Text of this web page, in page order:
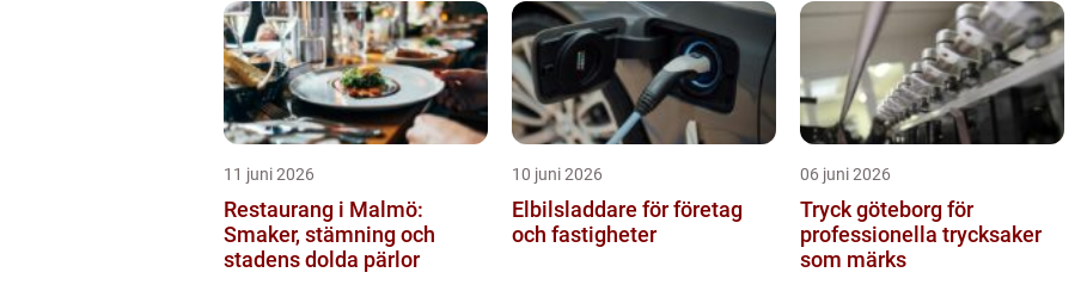
11 juni 2026
Restaurang i Malmö:
Smaker, stämning och
stadens dolda pärlor
10 juni 2026
Elbilsladdare för företag
och fastigheter
06 juni 2026
Tryck göteborg för
professionella trycksaker
som märks